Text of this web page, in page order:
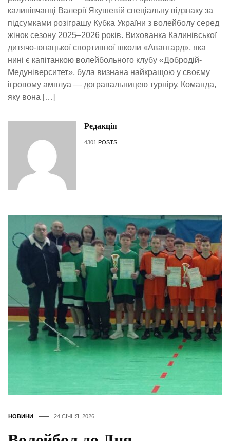
калинівчанці Валерії Якушевій спеціальну відзнаку за
підсумками розіграшу Кубка України з волейболу серед
жінок сезону 2025–2026 років. Вихованка Калинівської
дитячо-юнацької спортивної школи «Авангард», яка
нині є капітанкою волейбольного клубу «Добродій-
Медуніверситет», була визнана найкращою у своєму
ігровому амплуа — догравальницею турніру. Команда,
яку вона […]
Редакція
4301 POSTS
НОВИНИ 24 СІЧНЯ, 2026